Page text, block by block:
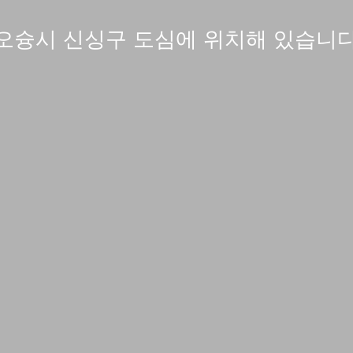
슝시 신싱구 도심에 위치해 있습니